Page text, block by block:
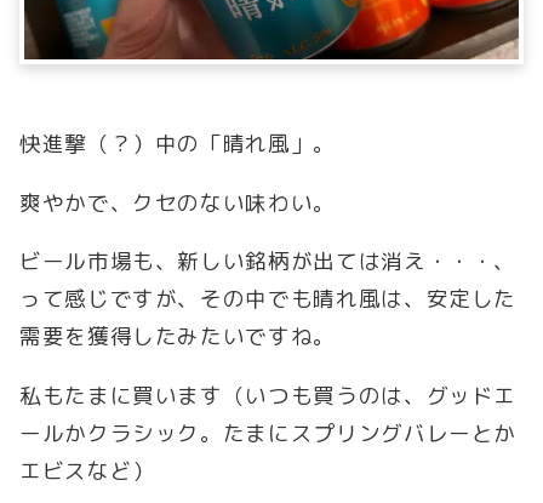
快進撃（？）中の「晴れ風」。
爽やかで、クセのない味わい。
ビール市場も、新しい銘柄が出ては消え・・・、
って感じですが、その中でも晴れ風は、安定した
需要を獲得したみたいですね。
私もたまに買います（いつも買うのは、グッドエ
ールかクラシック。たまにスプリングバレーとか
エビスなど）